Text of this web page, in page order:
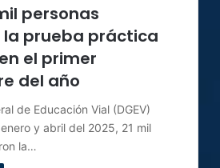
personas
prueba práctica
el primer
del año
de Educación Vial (DGEV)
y abril del 2025, 21 mil
la…